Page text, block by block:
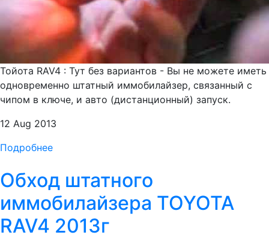
Тойота RAV4 : Тут без вариантов - Вы не можете иметь
одновременно штатный иммобилайзер, связанный с
чипом в ключе, и авто (дистанционный) запуск.
12 Aug 2013
Подробнее
Обход штатного
иммобилайзера TOYOTA
RAV4 2013г